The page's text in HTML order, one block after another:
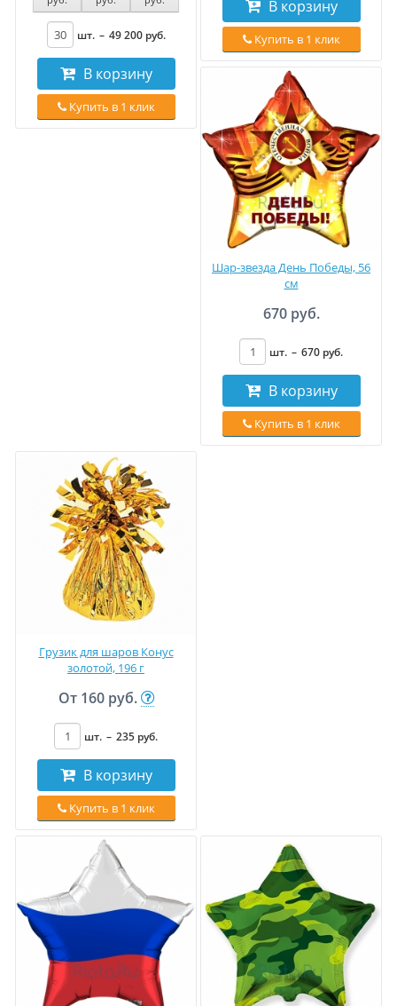
шт. – 49 200 руб.
В корзину
Купить в 1 клик
В корзину
Купить в 1 клик
Шар-звезда День Победы, 56
см
670 руб.
шт. – 670 руб.
В корзину
Купить в 1 клик
Грузик для шаров Конус
золотой, 196 г
От 160 руб.
шт. – 235 руб.
В корзину
Купить в 1 клик